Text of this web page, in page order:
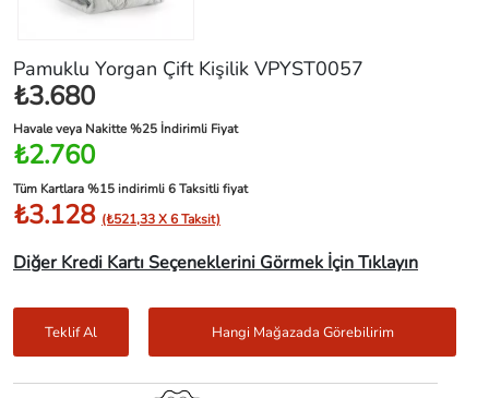
Pamuklu Yorgan Çift Kişilik VPYST0057
₺3.680
Havale veya Nakitte %25 İndirimli Fiyat
₺2.760
Tüm Kartlara %15 indirimli 6 Taksitli fiyat
₺3.128 (₺521,33 X 6 Taksit)
Diğer Kredi Kartı Seçeneklerini Görmek İçin Tıklayın
Teklif Al Hangi Mağazada Görebilirim